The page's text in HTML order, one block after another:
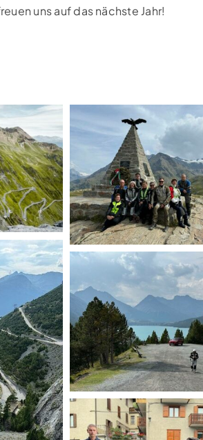
uns auf das nächste Jahr!